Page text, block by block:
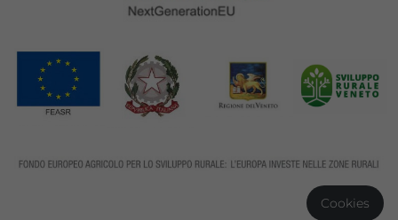
Cookies